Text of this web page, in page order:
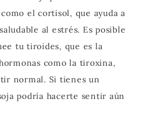
el cortisol, que ayuda a
al estrés. Es posible
tu tiroides, que es la
como la tiroxina,
normal. Si tienes un
podría hacerte sentir aún